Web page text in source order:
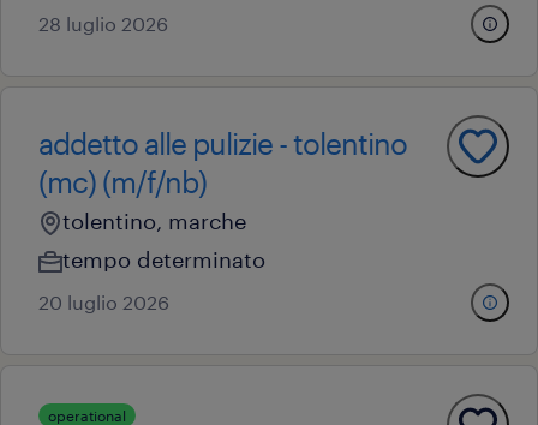
28 luglio 2026
addetto alle pulizie - tolentino
(mc) (m/f/nb)
tolentino, marche
tempo determinato
20 luglio 2026
operational